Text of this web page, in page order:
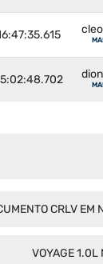
CRLV EM
VOYAGE 1.0L